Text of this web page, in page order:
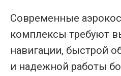
Современные
комплексы требуют
навигации, быстрой
и надежной работы